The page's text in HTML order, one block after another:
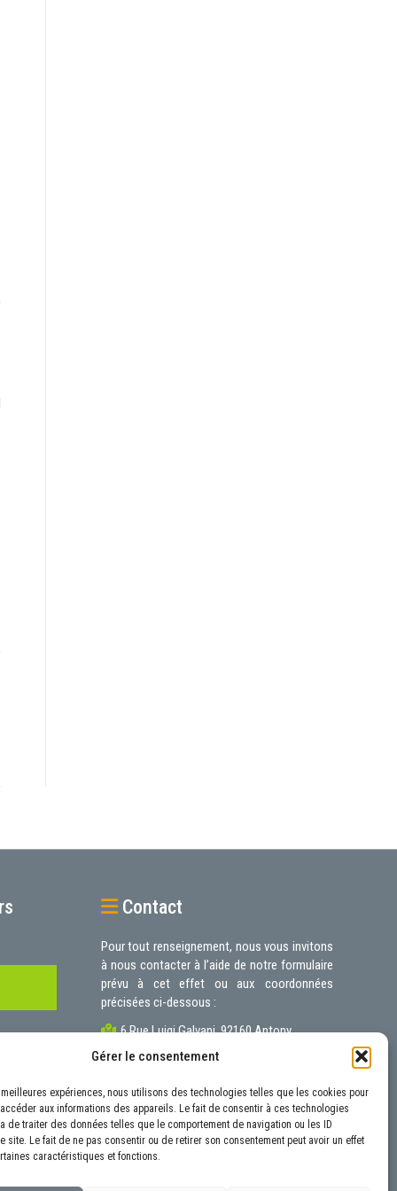
Gérer le consentement
expériences, nous utilisons des technologies telles que les cookies pour
aux informations des appareils. Le fait de consentir à ces technologies
de traiter des données telles que le comportement de navigation ou les ID
site. Le fait de ne pas consentir ou de retirer son consentement peut avoir un effet
caractéristiques et fonctions.
Contact
Pour tout renseignement, nous vous invitons
à nous contacter à l’aide de notre formulaire
prévu à cet effet ou aux coordonnées
précisées ci-dessous :
6 Rue Luigi Galvani, 92160 Antony
01.40.96.19.65